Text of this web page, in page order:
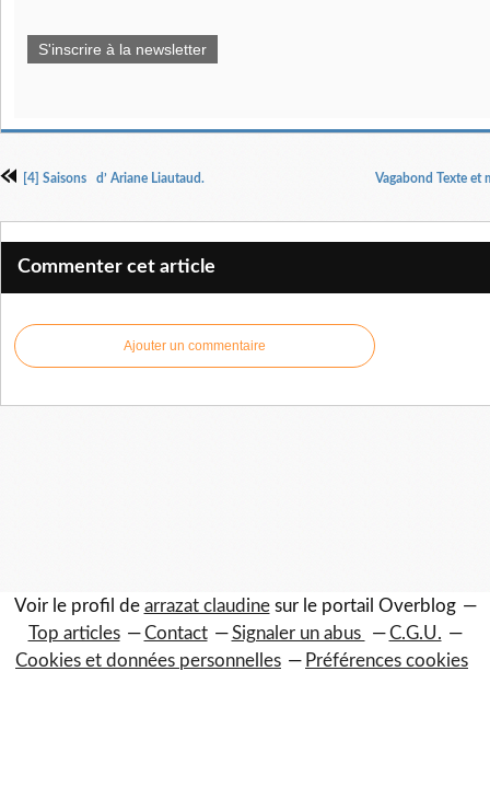
S'inscrire à la newsletter
[4] Saisons d’ Ariane Liautaud. Vagabond Texte et
Commenter cet article
Ajouter un commentaire
Voir le profil de arrazat claudinesur le portail Overblog
Top articles
Contact Signaler un abus
C.G.U.
Cookies et données personnelles
Préférences cookies